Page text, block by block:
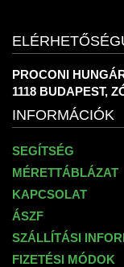
PROCONI
1118 BUDAPEST,
INFORMÁCIÓK
SEGÍTSÉG
MÉRETTÁBLÁZAT
KAPCSOLAT
ÁSZF
SZÁLLÍTÁSI
FIZETÉSI MÓDOK